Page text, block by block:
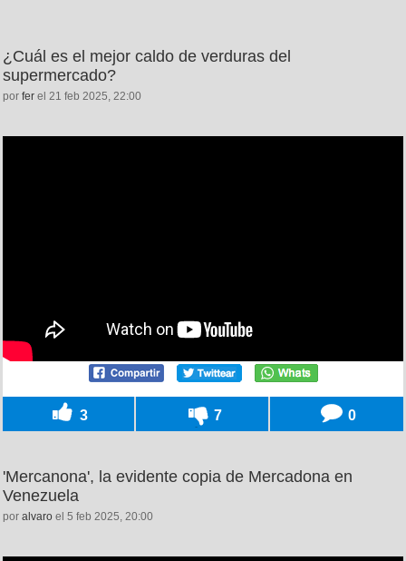
¿Cuál es el mejor caldo de verduras del
supermercado?
por fer el 21 feb 2025, 22:00
3 7 0
'Mercanona', la evidente copia de Mercadona en
Venezuela
por alvaro el 5 feb 2025, 20:00